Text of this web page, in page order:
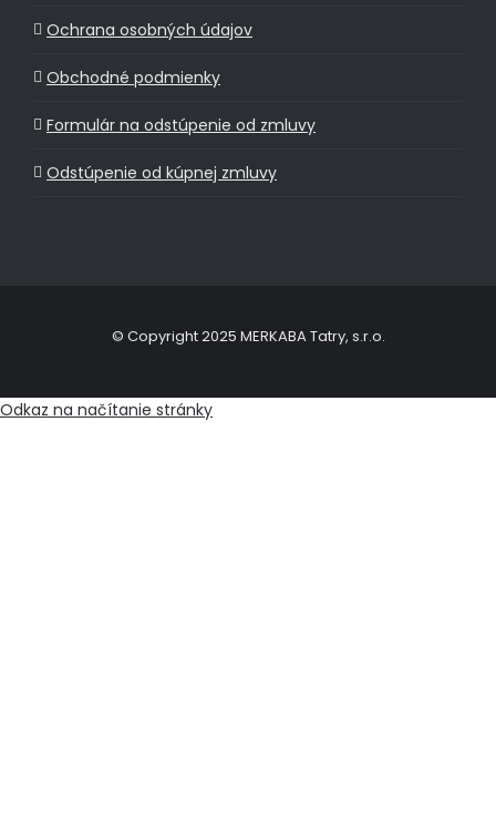
Ochrana osobných údajov
Obchodné podmienky
Formulár na odstúpenie od zmluvy
Odstúpenie od kúpnej zmluvy
© Copyright 2025 MERKABA Tatry, s.r.o.
Odkaz na načítanie stránky